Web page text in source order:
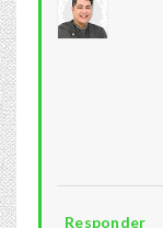
Responder